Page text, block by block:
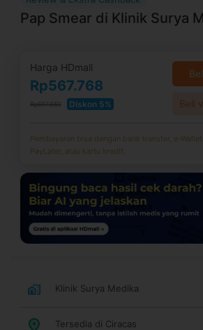
Pap Smear di Klinik Surya
Harga HDmall
Rp567.768
Rp597.650 Diskon 5% Beli
Pembayaran bisa dengan bank transfer, e-Wallet,
PayLater, atau kartu kredit.
Klinik Surya Medika
Tersedia di Ciracas